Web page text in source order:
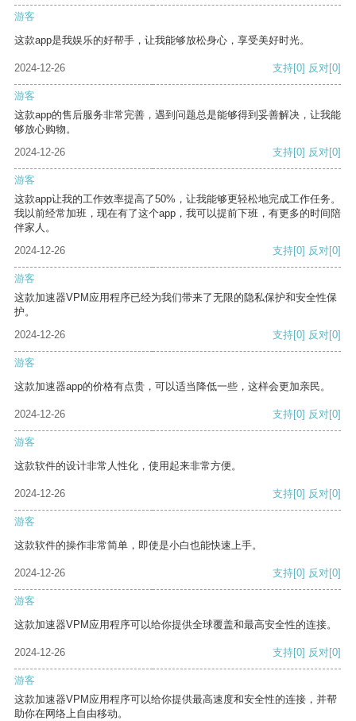
游客
这款app是我娱乐的好帮手，让我能够放松身心，享受美好时光。
2024-12-26 支持[0] 反对[0]
游客
这款app的售后服务非常完善，遇到问题总是能够得到妥善解决，让我能
够放心购物。
2024-12-26
支持[0] 反对[0]
游客
这款app让我的工作效率提高了50%，让我能够更轻松地完成工作任务。
我以前经常加班，现在有了这个app，我可以提前下班，有更多的时间陪
伴家人。
2024-12-26
支持[0] 反对[0]
游客
这款加速器VPM应用程序已经为我们带来了无限的隐私保护和安全性保
护。
2024-12-26
支持[0] 反对[0]
游客
这款加速器app的价格有点贵，可以适当降低一些，这样会更加亲民。
2024-12-26 支持[0] 反对[0]
游客
这款软件的设计非常人性化，使用起来非常方便。
2024-12-26 支持[0] 反对[0]
游客
这款软件的操作非常简单，即使是小白也能快速上手。
2024-12-26 支持[0] 反对[0]
游客
这款加速器VPM应用程序可以给你提供全球覆盖和最高安全性的连接。
2024-12-26 支持[0] 反对[0]
游客
这款加速器VPM应用程序可以给你提供最高速度和安全性的连接，并帮
助你在网络上自由移动。